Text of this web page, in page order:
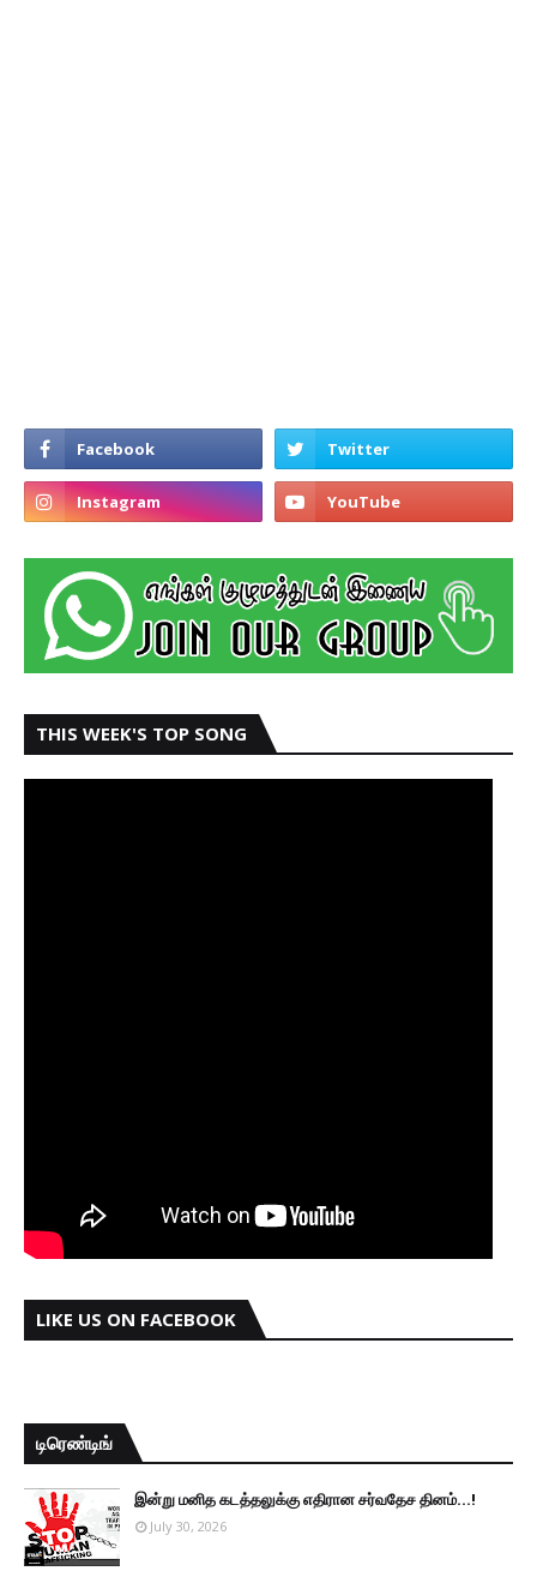
THIS WEEK'S TOP SONG
LIKE US ON FACEBOOK
டிரெண்டிங்
இன்று மனித கடத்தலுக்கு எதிரான சர்வதேச தினம்...!
July 30, 2026